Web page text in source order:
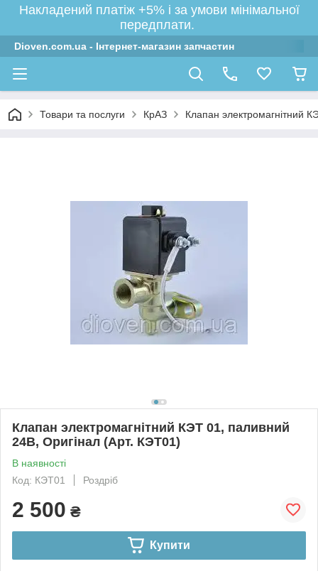
Накладений платіж +5% і за умови мінімальної
передплати.
Dioven.com.ua - Інтернет-магазин запчастин
Товари та послуги КрАЗ Клапан электромагнітний
Клапан электромагнітний КЭТ 01, паливний
24В, Оригінал (Арт. КЭТ01)
В наявності
Код: КЭТ01
Роздріб
2 500 ₴
Купити